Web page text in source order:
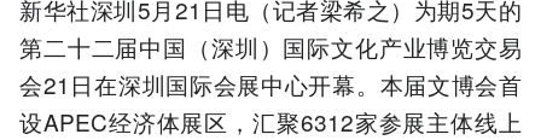
新华社深圳5月21日电（记者梁希之）为期5天的
第二十二届中国（深圳）国际文化产业博览交易
会21日在深圳国际会展中心开幕。本届文博会首
设APEC经济体展区，汇聚6312家参展主体线上